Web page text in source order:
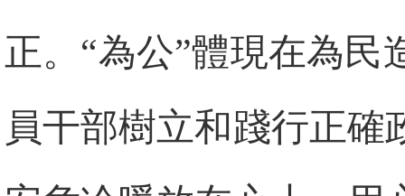
正。“為公”體現在為民
員干部樹立和踐行正